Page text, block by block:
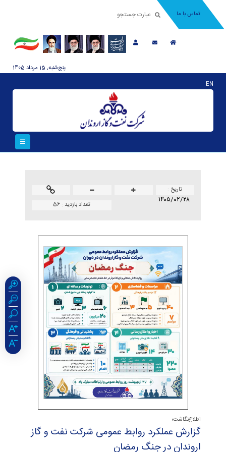
تماس با ما
پنج‌شنبه, 15 مرداد 1405
EN
تاريخ :
۱۴۰۵/۰۲/۲۸ تعداد بازدید :56
اطلاع‌نگاشت؛
گزارش عملكرد روابط عمومی شركت نفت و گاز
اروندان در جنگ رمضان